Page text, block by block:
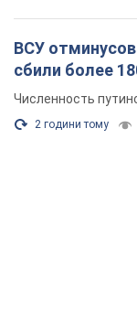
ВСУ
сбили более
Численность
2 години тому